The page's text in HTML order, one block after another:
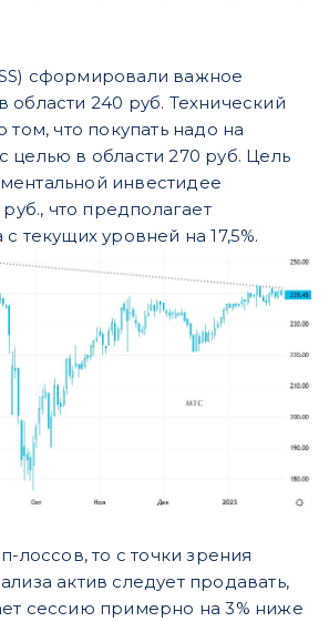
сформировали важное
области 240 руб. Технический
том, что покупать надо на
целью в области 270 руб. Цель
инвестидее
руб., что предполагает
текущих уровней на 17,5%.
лоссов, то с точки зрения
актив следует продавать,
сессию примерно на 3% ниже